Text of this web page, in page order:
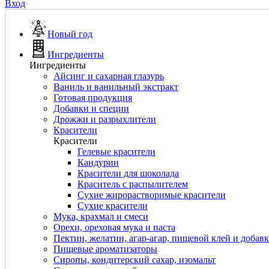
Вход
Новый год
Ингредиенты
Ингредиенты
Айсинг и сахарная глазурь
Ваниль и ванильный экстракт
Готовая продукция
Добавки и специи
Дрожжи и разрыхлители
Красители
Красители
Гелевые красители
Кандурин
Красители для шоколада
Краситель с распылителем
Сухие жирорастворимые красители
Сухие красители
Мука, крахмал и смеси
Орехи, ореховая мука и паста
Пектин, желатин, агар-агар, пищевой клей и
Пищевые ароматизаторы
Сиропы, кондитерский сахар, изомальт